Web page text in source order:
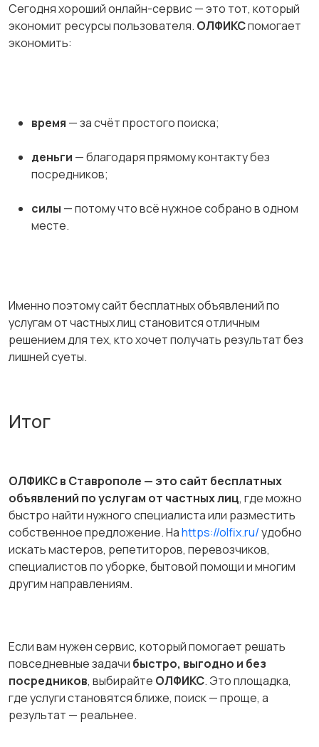
Сегодня хороший онлайн-сервис — это тот, который
экономит ресурсы пользователя. ОЛФИКСпомогает
экономить:
время — за счёт простого поиска;
деньги — благодаря прямому контакту без
посредников;
силы — потому что всё нужное собрано в одном
месте.
Именно поэтому сайт бесплатных объявлений по
услугам от частных лиц становится отличным
решением для тех, кто хочет получать результат без
лишней суеты.
Итог
ОЛФИКС в Ставрополе — это сайт бесплатных
объявлений по услугам от частных лиц, где можно
быстро найти нужного специалиста или разместить
собственное предложение. Наhttps://olfix.ru/удобно
искать мастеров, репетиторов, перевозчиков,
специалистов по уборке, бытовой помощи и многим
другим направлениям.
Если вам нужен сервис, который помогает решать
повседневные задачи быстро, выгодно и без
посредников, выбирайте ОЛФИКС. Это площадка,
где услуги становятся ближе, поиск — проще, а
результат — реальнее.